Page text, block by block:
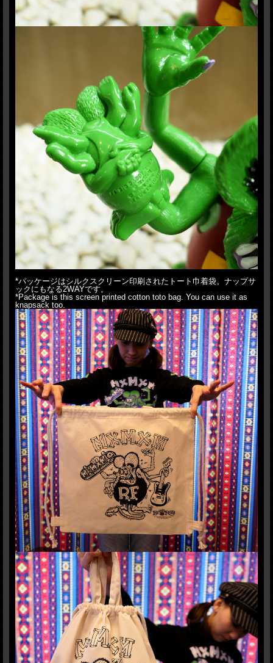
*パッケージはシルクスクリーン印刷されたトート巾着袋。ナップサ
ックにもなる2WAYです。
*Package is this screen printed cotton toto bag. You can use it as
knapsack too.